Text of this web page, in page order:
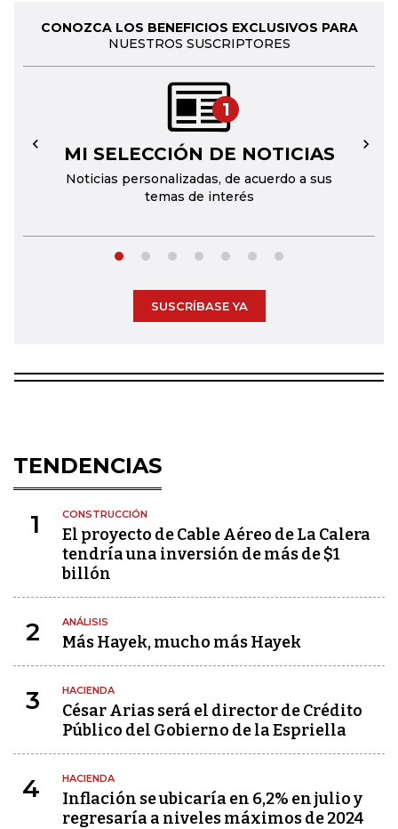
CONOZCA LOS BENEFICIOS EXCLUSIVOS PARA
NUESTROS SUSCRIPTORES
1
MI SELECCIÓN DE NOTICIAS
Noticias personalizadas, de acuerdo a sus
temas de interés
← →
SUSCRÍBASE YA
TENDENCIAS
1 CONSTRUCCIÓN
El proyecto de Cable Aéreo de La Calera
tendría una inversión de más de $1
billón
2 ANÁLISIS
Más Hayek, mucho más Hayek
3 HACIENDA
César Arias será el director de Crédito
Público del Gobierno de la Espriella
4 HACIENDA
Inflación se ubicaría en 6,2% en julio y
regresaría a niveles máximos de 2024